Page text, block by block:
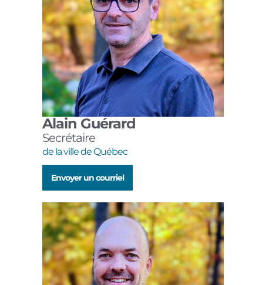
Alain Guérard
Secrétaire
de la ville de Québec
Envoyer un courriel